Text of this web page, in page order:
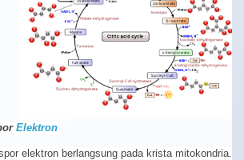
Elektron
elektron berlangsung pada krista mitokondria.